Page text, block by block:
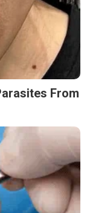
From